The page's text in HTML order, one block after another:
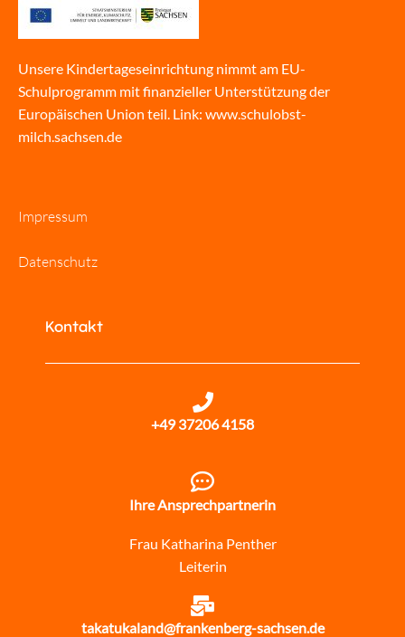
Unsere Kindertageseinrichtung nimmt am EU-
Schulprogramm mit finanzieller Unterstützung der
Europäischen Union teil. Link: www.schulobst-
milch.sachsen.de
Impressum
Datenschutz
Kontakt
+49 37206 4158
Ihre Ansprechpartnerin
Frau Katharina Penther
Leiterin
takatukaland@frankenberg-sachsen.de